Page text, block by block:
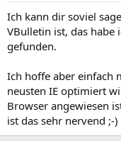
Ich kann dir soviel
VBulletin ist, das habe
gefunden.
Ich hoffe aber einfach
neusten IE optimiert
Browser angewiesen
ist das sehr nervend ;-)